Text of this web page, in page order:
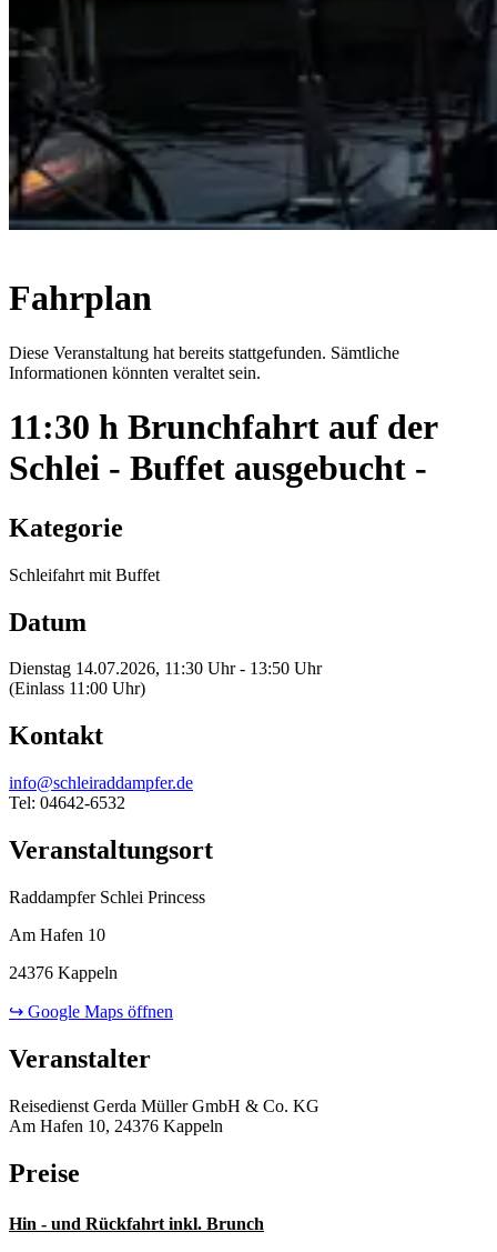
Fahrplan
Diese Veranstaltung hat bereits stattgefunden. Sämtliche
Informationen könnten veraltet sein.
11:30 h Brunchfahrt auf der
Schlei - Buffet ausgebucht -
Kategorie
Schleifahrt mit Buffet
Datum
Dienstag 14.07.2026, 11:30 Uhr - 13:50 Uhr
(Einlass 11:00 Uhr)
Kontakt
info@schleiraddampfer.de
Tel: 04642-6532
Veranstaltungsort
Raddampfer Schlei Princess
Am Hafen 10
24376 Kappeln
↪ Google Maps öffnen
Veranstalter
Reisedienst Gerda Müller GmbH & Co. KG
Am Hafen 10, 24376 Kappeln
Preise
Hin - und Rückfahrt inkl. Brunch